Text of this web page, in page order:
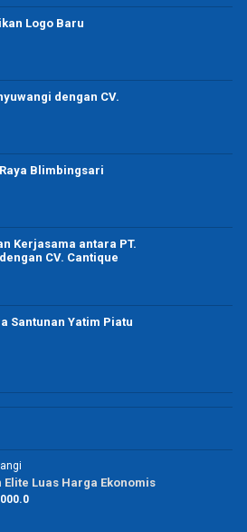
Logo Baru
dengan CV.
Blimbingsari
Kerjasama antara PT.
CV. Cantique
Santunan Yatim Piatu
Elite Luas Harga Ekonomis